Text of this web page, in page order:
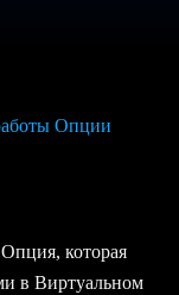
Опции
которая
в Виртуальном